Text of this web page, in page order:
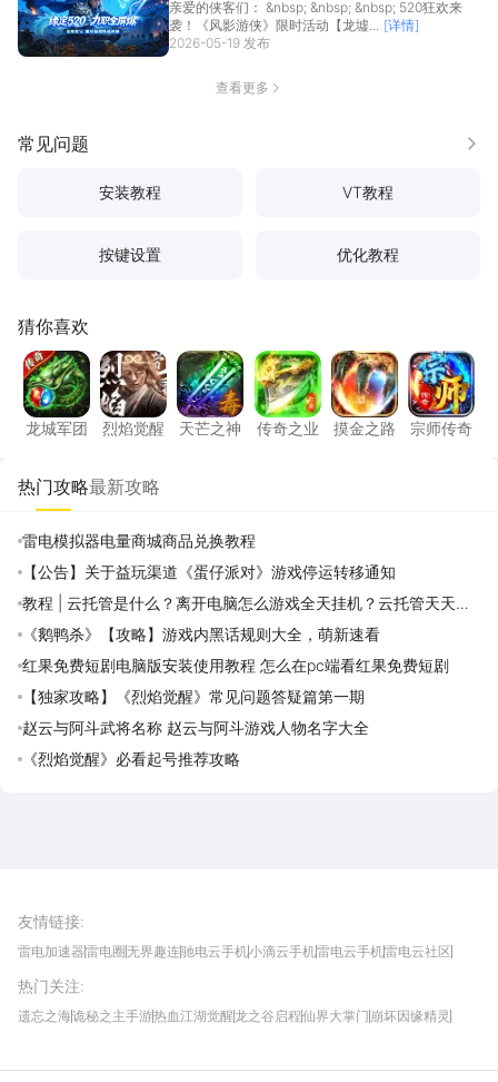
亲爱的侠客们： &nbsp; &nbsp; &nbsp; 520狂欢来
袭！《风影游侠》限时活动【龙墟...
[详情]
2026-05-19 发布
查看更多
常见问题 更多
安装教程 VT教程
按键设置 优化教程
猜你喜欢
龙城军团
龙城军团
烈焰觉醒
烈焰觉醒
天芒之神
天芒之神
传奇之业
传奇之业
摸金之路
摸金之路
宗师传
宗师传奇
热门攻略最新攻略
雷电模拟器电量商城商品兑换教程
【公告】关于益玩渠道《蛋仔派对》游戏停运转移通知
教程 | 云托管是什么？离开电脑怎么游戏全天挂机？云托管天天免
费领取攻略
《鹅鸭杀》【攻略】游戏内黑话规则大全，萌新速看
红果免费短剧电脑版安装使用教程 怎么在pc端看红果免费短剧
【独家攻略】《烈焰觉醒》常见问题答疑篇第一期
赵云与阿斗武将名称 赵云与阿斗游戏人物名字大全
《烈焰觉醒》必看起号推荐攻略
友情链接:
雷电加速器雷电圈无界趣连驰电云手机小滴云手机雷电云手机雷电云社区
我爱vr网华军软件园
热门关注:
遗忘之海诡秘之主手游热血江湖觉醒龙之谷启程仙界大掌门 崩坏因缘精灵